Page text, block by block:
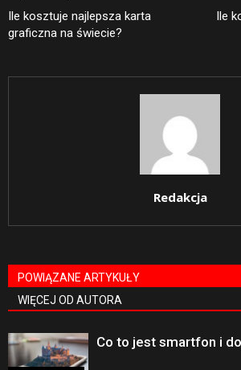
Ile kosztuje najlepsza karta
graficzna na świecie?
Ile
Redakcja
POWIĄZANE ARTYKUŁY
WIĘCEJ OD AUTORA
Co to jest smartfon i